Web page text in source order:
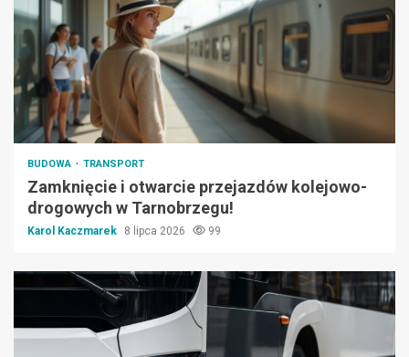
BUDOWA TRANSPORT
Zamknięcie i otwarcie przejazdów kolejowo-
drogowych w Tarnobrzegu!
Karol Kaczmarek 8 lipca 2026 99